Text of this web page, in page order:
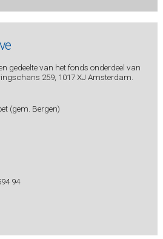
gedeelte van het fonds onderdeel van
259, 1017 XJ Amsterdam.
(gem. Bergen)
94